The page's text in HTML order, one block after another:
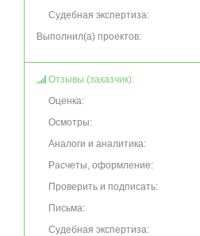
Судебная экспертиза:
Выполнил(а) проектов:
Отзывы (заказчик):
Оценка:
Осмотры:
Аналоги и аналитика:
Расчеты, оформление:
Проверить и подписать:
Письма:
Судебная экспертиза: